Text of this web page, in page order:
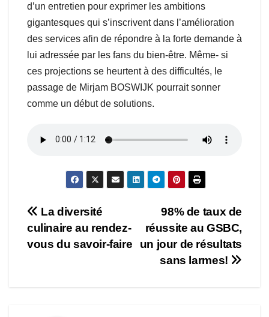
d’un entretien pour exprimer les ambitions
gigantesques qui s’inscrivent dans l’amélioration
des services afin de répondre à la forte demande à
lui adressée par les fans du bien-être. Même- si
ces projections se heurtent à des difficultés, le
passage de Mirjam BOSWIJK pourrait sonner
comme un début de solutions.
Navigation
de
98% de taux de
réussite au GSBC,
un jour de résultats
sans larmes!
La diversité
culinaire au rendez-
vous du savoir-faire